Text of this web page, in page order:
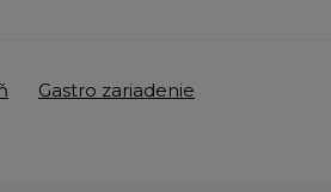
Gastro zariadenie